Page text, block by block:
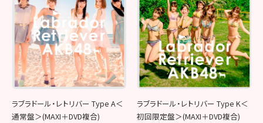
ラブラドール・レトリバー Type A＜
通常盤＞(MAXI＋DVD複合)
ラブラドール・レトリバー Type K＜
初回限定盤＞(MAXI＋DVD複合)